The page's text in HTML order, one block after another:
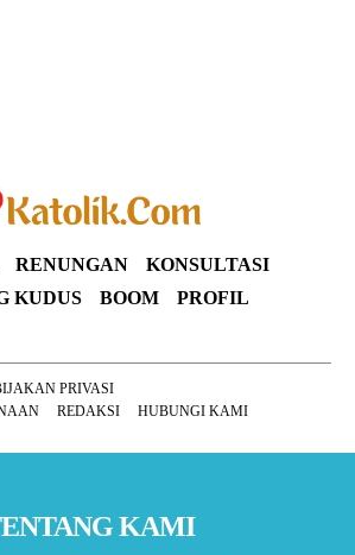
RENUNGAN
KONSULTASI
KUDUS BOOM
PROFIL
PRIVASI
REDAKSI HUBUNGI KAMI
KAMI